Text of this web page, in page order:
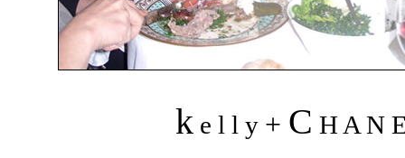
k e l l y + C H A N